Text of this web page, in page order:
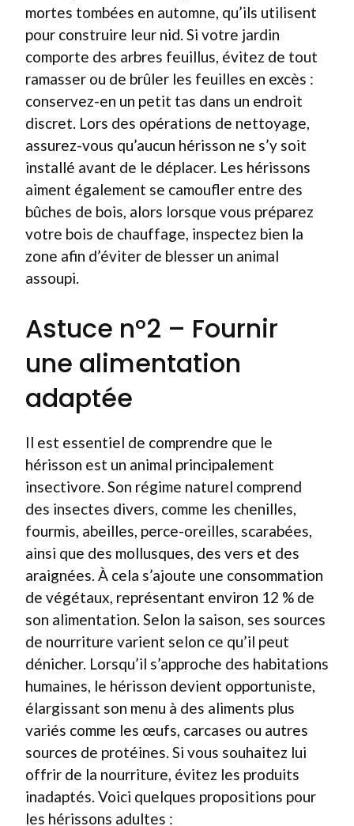
mortes tombées en automne, qu’ils utilisent
pour construire leur nid. Si votre jardin
comporte des arbres feuillus, évitez de tout
ramasser ou de brûler les feuilles en excès :
conservez-en un petit tas dans un endroit
discret. Lors des opérations de nettoyage,
assurez-vous qu’aucun hérisson ne s’y soit
installé avant de le déplacer. Les hérissons
aiment également se camoufler entre des
bûches de bois, alors lorsque vous préparez
votre bois de chauffage, inspectez bien la
zone afin d’éviter de blesser un animal
assoupi.
Astuce n°2 – Fournir
une alimentation
adaptée
Il est essentiel de comprendre que le
hérisson est un animal principalement
insectivore. Son régime naturel comprend
des insectes divers, comme les chenilles,
fourmis, abeilles, perce-oreilles, scarabées,
ainsi que des mollusques, des vers et des
araignées. À cela s’ajoute une consommation
de végétaux, représentant environ 12 % de
son alimentation. Selon la saison, ses sources
de nourriture varient selon ce qu’il peut
dénicher. Lorsqu’il s’approche des habitations
humaines, le hérisson devient opportuniste,
élargissant son menu à des aliments plus
variés comme les œufs, carcases ou autres
sources de protéines. Si vous souhaitez lui
offrir de la nourriture, évitez les produits
inadaptés. Voici quelques propositions pour
les hérissons adultes :